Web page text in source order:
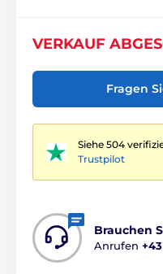
VERKAUF
Fragen
Siehe 504
Trustpilot
Brauchen
Anrufen